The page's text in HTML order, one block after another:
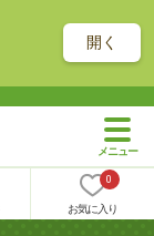
開く
0
お気に入り